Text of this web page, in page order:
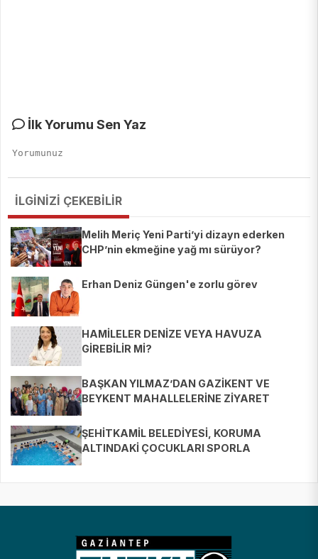
İlk Yorumu Sen Yaz
İLGİNİZİ ÇEKEBİLİR
Melih Meriç Yeni Parti’yi dizayn ederken
CHP’nin ekmeğine yağ mı sürüyor?
Erhan Deniz Güngen'e zorlu görev
HAMİLELER DENİZE VEYA HAVUZA
GİREBİLİR Mİ?
BAŞKAN YILMAZ’DAN GAZİKENT VE
BEYKENT MAHALLELERİNE ZİYARET
ŞEHİTKAMİL BELEDİYESİ, KORUMA
ALTINDAKİ ÇOCUKLARI SPORLA